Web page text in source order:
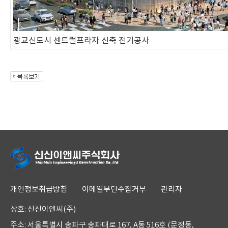
광교신도시 센트럴프라자 신축 전기공사
개인정보취급방침 이메일무단수집거부 관리자
상호: 신신이앤씨(주)
주소: 서울특별시 송파구 송파대로 167, A동 516호 (문정동,